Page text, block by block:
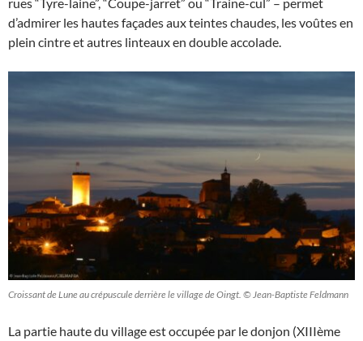
d’admirer les hautes façades aux teintes chaudes, les voûtes en
plein cintre et autres linteaux en double accolade.
Croissant de Lune au crépuscule derrière le village de Oingt. © Jean-Baptiste Feldmann
La partie haute du village est occupée par le donjon (XIIIème